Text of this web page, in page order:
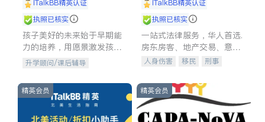
iTalkBB精英认证
执照已核实
孩子美好的未来始于早期能
力的培养，用愿景激发孩子
的学习潜力和动力。理念：
拥有成长型心态是成功的基
石。
升学顾问/课后辅导
iTalkBB精英认证
执照已核实
一站式法律服务，华人首选.
房东房客、地产交易、意外
伤害、车祸重伤、商业诉
建筑合同、刑事案件全包办
人身伤害 移民
刑事
信托/遗嘱
商业
索赔
律师-其它 保释
精英会员 精英会员